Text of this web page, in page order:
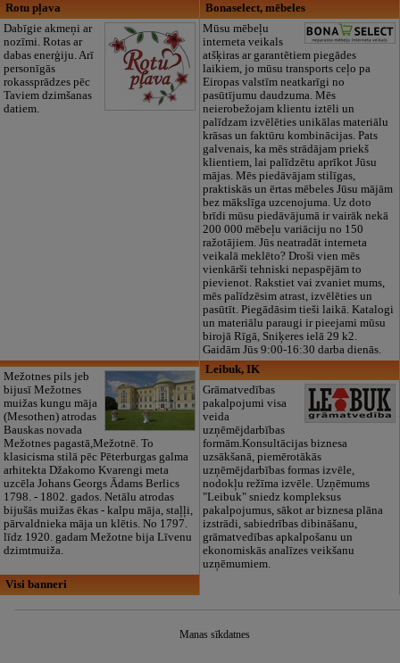
Rotu pļava
Dabīgie akmeņi ar
nozīmi. Rotas ar
dabas enerģiju. Arī
personīgās
rokassprādzes pēc
Taviem dzimšanas
datiem.
Bonaselect, mēbeles
Mūsu mēbeļu
interneta veikals
atšķiras ar garantētiem piegādes
laikiem, jo mūsu transports ceļo pa
Eiropas valstīm neatkarīgi no
pasūtījumu daudzuma. Mēs
neierobežojam klientu iztēli un
palīdzam izvēlēties unikālas materiālu
krāsas un faktūru kombinācijas. Pats
galvenais, ka mēs strādājam priekš
klientiem, lai palīdzētu aprīkot Jūsu
mājas. Mēs piedāvājam stilīgas,
praktiskās un ērtas mēbeles Jūsu mājām
bez mākslīga uzcenojuma. Uz doto
brīdi mūsu piedāvājumā ir vairāk nekā
200 000 mēbeļu variāciju no 150
ražotājiem. Jūs neatradāt interneta
veikalā meklēto? Droši vien mēs
vienkārši tehniski nepaspējām to
pievienot. Rakstiet vai zvaniet mums,
mēs palīdzēsim atrast, izvēlēties un
pasūtīt. Piegādāsim tieši laikā. Katalogi
un materiālu paraugi ir pieejami mūsu
birojā Rīgā, Sniķeres ielā 29 k2.
Gaidām Jūs 9:00-16:30 darba dienās.
Mežotnes pils jeb
bijusī Mežotnes
muižas kungu māja
(Mesothen) atrodas
Bauskas novada
Mežotnes pagastā,Mežotnē. To
klasicisma stilā pēc Pēterburgas galma
arhitekta Džakomo Kvarengi meta
uzcēla Johans Georgs Ādams Berlics
1798. - 1802. gados. Netālu atrodas
bijušās muižas ēkas - kalpu māja, staļļi,
pārvaldnieka māja un klētis. No 1797.
līdz 1920. gadam Mežotne bija Līvenu
dzimtmuiža.
Leibuk, IK
Grāmatvedības
pakalpojumi visa
veida
uzņēmējdarbības
formām.Konsultācijas biznesa
uzsākšanā, piemērotākās
uzņēmējdarbības formas izvēle,
nodokļu režīma izvēle. Uzņēmums
"Leibuk" sniedz kompleksus
pakalpojumus, sākot ar biznesa plāna
izstrādi, sabiedrības dibināšanu,
grāmatvedības apkalpošanu un
ekonomiskās analīzes veikšanu
uzņēmumiem.
Visi banneri
Manas sīkdatnes